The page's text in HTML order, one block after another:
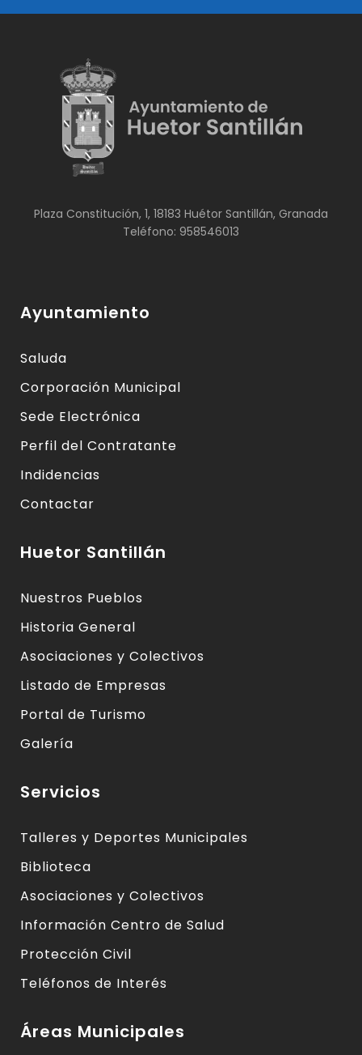
Plaza Constitución, 1, 18183 Huétor Santillán, Granada
Teléfono: 958546013
Ayuntamiento
Saluda
Corporación Municipal
Sede Electrónica
Perfil del Contratante
Indidencias
Contactar
Huetor Santillán
Nuestros Pueblos
Historia General
Asociaciones y Colectivos
Listado de Empresas
Portal de Turismo
Galería
Servicios
Talleres y Deportes Municipales
Biblioteca
Asociaciones y Colectivos
Información Centro de Salud
Protección Civil
Teléfonos de Interés
Áreas Municipales